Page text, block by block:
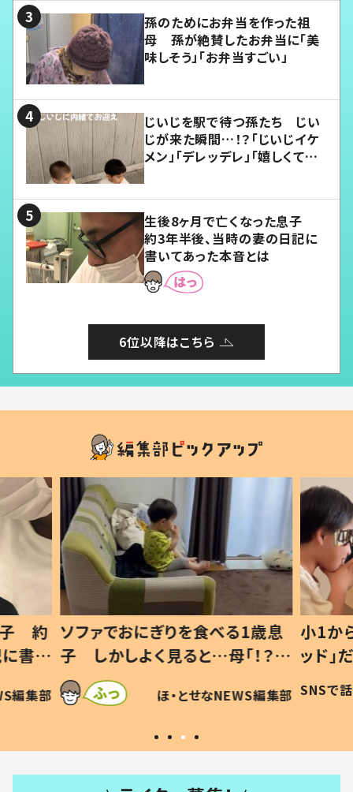
孫のためにお弁当を作った祖
母 孫が絶賛したお弁当に「美
味しそう」「お弁当すごい」
じいじを駅で待つ孫たち じい
じが来た瞬間…！？「じいじイケ
メン」「デレッデレ」「嬉しくて可
生後8ヶ月で亡くなった息子
約3年半後、当時の妻の日記に
書いてあった本音とは
6位以降はこちら
歳息
？」
編集部
小1から不登校、息子は「ギフテ
ッド」だった 父が“ウチ給食”を
作り続ける理由とは #令和の親
#令和の子
SNSで話題 ほ・とせなNEWS編集部
ひ孫
が、抱
「涙
い」